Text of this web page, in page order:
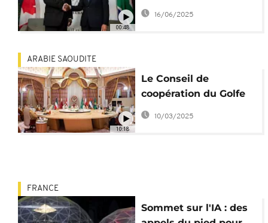
00:48
Ramaphosa-Trump au
sommet du G7
16/06/2025
10:18
ARABIE SAOUDITE
Le Conseil de
coopération du Golfe
s'oppose au
déplacement des
10/03/2025
FRANCE
Sommet sur l'IA : des